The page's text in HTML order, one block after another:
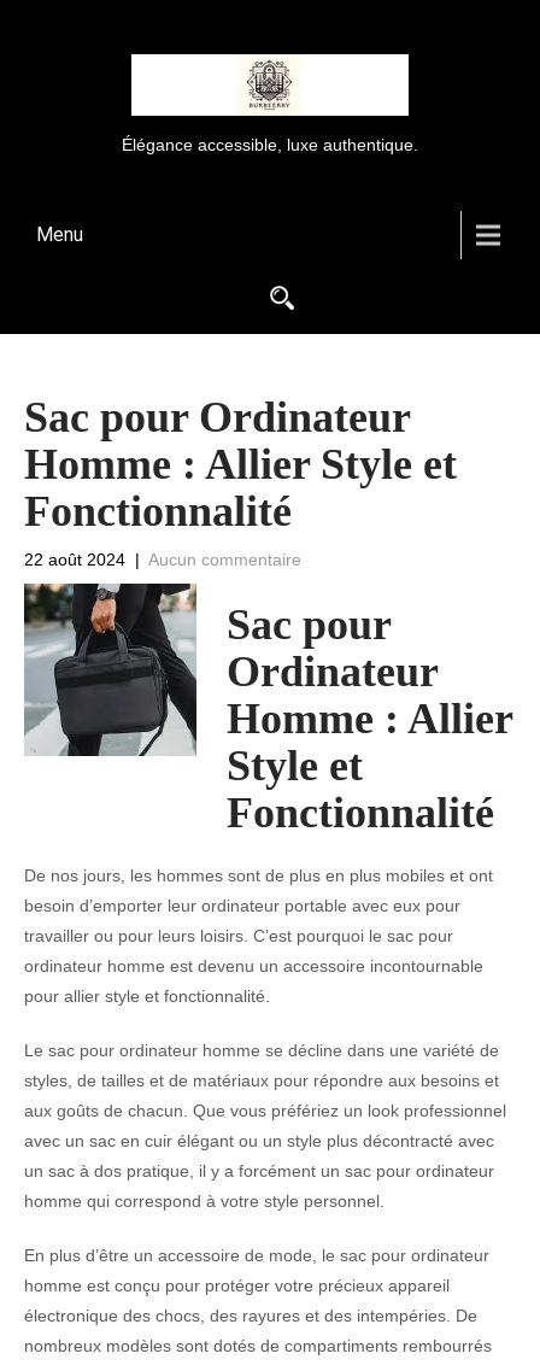
Élégance accessible, luxe authentique.
Menu
Sac pour Ordinateur
Homme : Allier Style et
Fonctionnalité
22 août 2024 | Aucun commentaire
Sac pour
Ordinateur
Homme : Allier
Style et
Fonctionnalité
De nos jours, les hommes sont de plus en plus mobiles et ont
besoin d’emporter leur ordinateur portable avec eux pour
travailler ou pour leurs loisirs. C’est pourquoi le sac pour
ordinateur homme est devenu un accessoire incontournable
pour allier style et fonctionnalité.
Le sac pour ordinateur homme se décline dans une variété de
styles, de tailles et de matériaux pour répondre aux besoins et
aux goûts de chacun. Que vous préfériez un look professionnel
avec un sac en cuir élégant ou un style plus décontracté avec
un sac à dos pratique, il y a forcément un sac pour ordinateur
homme qui correspond à votre style personnel.
En plus d’être un accessoire de mode, le sac pour ordinateur
homme est conçu pour protéger votre précieux appareil
électronique des chocs, des rayures et des intempéries. De
nombreux modèles sont dotés de compartiments rembourrés